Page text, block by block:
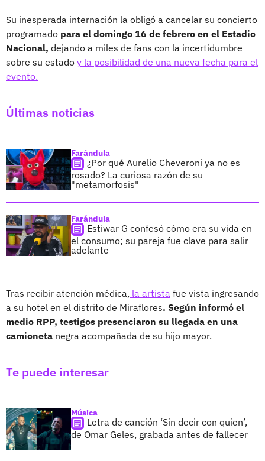
Su inesperada internación la obligó a cancelar su concierto
programado para el domingo 16 de febrero en el Estadio
Nacional, dejando a miles de fans con la incertidumbre
sobre su estado y la posibilidad de una nueva fecha para el
evento.
Últimas noticias
Farándula
¿Por qué Aurelio Cheveroni ya no es
rosado? La curiosa razón de su
"metamorfosis"
Farándula
Estiwar G confesó cómo era su vida en
el consumo; su pareja fue clave para salir
adelante
Tras recibir atención médica, la artista fue vista ingresando
a su hotel en el distrito de Miraflores. Según informó el
medio RPP, testigos presenciaron su llegada en una
camioneta negra acompañada de su hijo mayor.
Te puede interesar
Música
Letra de canción ‘Sin decir con quien’,
de Omar Geles, grabada antes de fallecer